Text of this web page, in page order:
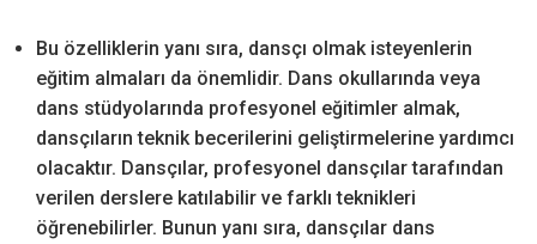
Bu özelliklerin yanı sıra, dansçı olmak isteyenlerin
eğitim almaları da önemlidir. Dans okullarında veya
dans stüdyolarında profesyonel eğitimler almak,
dansçıların teknik becerilerini geliştirmelerine yardımcı
olacaktır. Dansçılar, profesyonel dansçılar tarafından
verilen derslere katılabilir ve farklı teknikleri
öğrenebilirler. Bunun yanı sıra, dansçılar dans